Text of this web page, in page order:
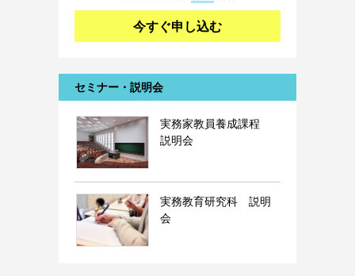
今すぐ申し込む
セミナー・説明会
実務家教員養成課程
説明会
実務教育研究科 説明
会